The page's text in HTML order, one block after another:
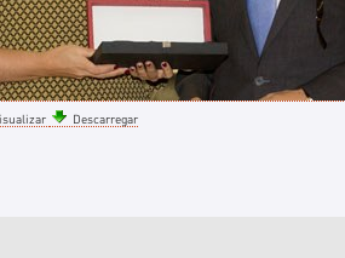
Descarregar